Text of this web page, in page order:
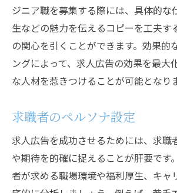
ジニア職を募集する際には、具体的な
生などの魅力を伝えるコピーを工夫す
の関心を引くことができます。効果的
ングによって、求人広告の効果を最大
な人材を惹きつけることが可能となり
求職者のペルソナ設定
求人広告を成功させるためには、求職
や期待を的確に捉えることが肝要です
者が求める職場環境や福利厚生、キャ